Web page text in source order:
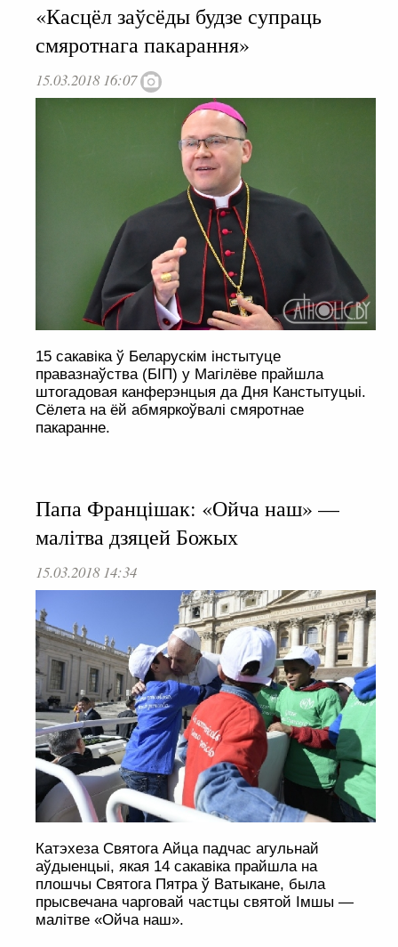
«Касцёл заўсёды будзе супраць
смяротнага пакарання»
15.03.2018 16:07
15 сакавіка ў Беларускім інстытуце
правазнаўства (БІП) у Магілёве прайшла
штогадовая канферэнцыя да Дня Канстытуцыі.
Сёлета на ёй абмяркоўвалі смяротнае
пакаранне.
Папа Францішак: «Ойча наш» —
малітва дзяцей Божых
15.03.2018 14:34
Катэхеза Святога Айца падчас агульнай
аўдыенцыі, якая 14 сакавіка прайшла на
плошчы Святога Пятра ў Ватыкане, была
прысвечана чарговай частцы святой Імшы —
малітве «Ойча наш».